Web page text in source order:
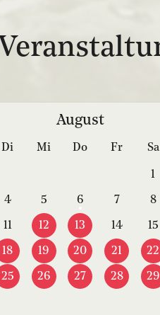
August
Di Mi Do Fr Sa
1
4 5 6 7 8
11 12 13 14 15
18 19 20 21 22
25 26 27 28 29